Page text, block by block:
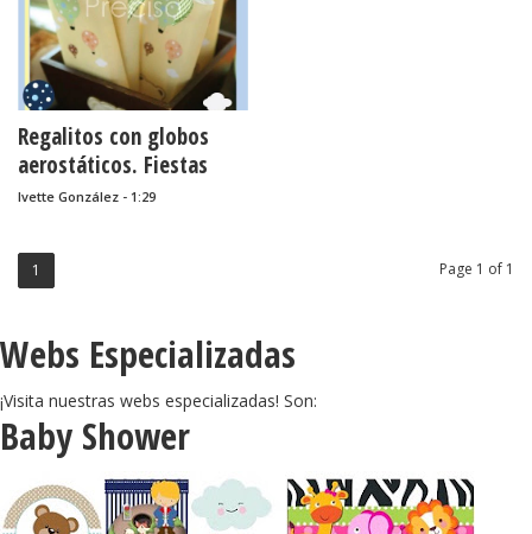
Regalitos con globos
aerostáticos. Fiestas
infantiles.
Ivette González - 1:29
Page 1 of 1
1
Webs Especializadas
¡Visita nuestras webs especializadas! Son:
Baby Shower